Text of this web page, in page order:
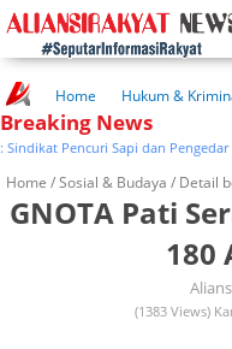
Home Hukum &
Kuliner Rakyat
Wisata
Pendidikan
Kesehatan
Breaking News
Pencuri Sapi dan Pengedar
Home /Sosial & Budaya / Detail
GNOTA Pati
180
(1383 Views)